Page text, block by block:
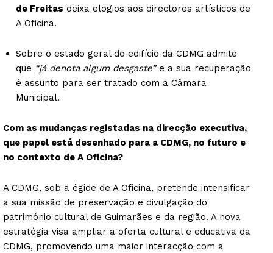
de Freitas deixa elogios aos directores artísticos de
A Oficina.
Sobre o estado geral do edifício da CDMG admite
que “já denota algum desgaste”e a sua recuperação
é assunto para ser tratado com a Câmara
Municipal.
Com as mudanças registadas na direcção executiva,
que papel está desenhado para a CDMG, no futuro e
no contexto de A Oficina?
A CDMG, sob a égide de A Oficina, pretende intensificar
a sua missão de preservação e divulgação do
património cultural de Guimarães e da região. A nova
estratégia visa ampliar a oferta cultural e educativa da
CDMG, promovendo uma maior interacção com a